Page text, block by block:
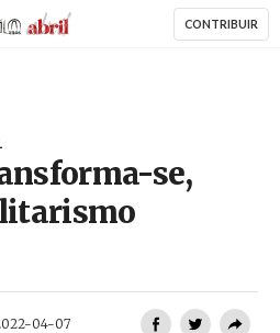
AbrilAbril CONTRIBUIR
se,
04-07